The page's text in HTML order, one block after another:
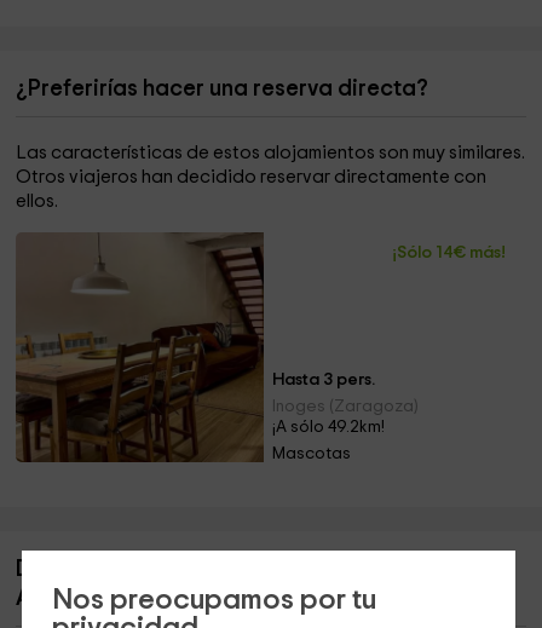
Nos preocupamos por tu
¿Preferirías hacer una reserva directa?
Las características de estos alojamientos son muy similares.
Otros viajeros han decidido reservar directamente con
ellos.
¡Sólo 14€ más!
Hasta 3 pers.
Inoges (Zaragoza)
¡A sólo 49.2km!
Mascotas
Descripción de El Corralico del Moncayo.
Apartamento la Jara